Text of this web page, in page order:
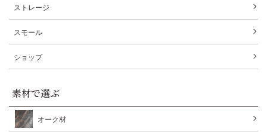
ストレージ
スモール
ショップ
素材で選ぶ
オーク材